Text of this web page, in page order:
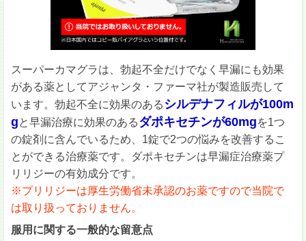
スーパーカマグラは、勃起不全だけでなく早漏にも効果
がある薬としてアジャンタ・ファーマ社が製造販売して
います。勃起不全に効果のあるシルデナフィルが100m
gと早漏治療に効果のあるダポキセチンが60mgを1つ
の錠剤に含んでいるため、1錠で2つの悩みを改善するこ
とができる治療薬です。ダポキセチンは早漏症治療薬プ
リリジーの有効成分です。
※プリリジーは厚生労働省未承認のお薬ですので当院で
は取り扱っておりません。
服用に関する一般的な留意点